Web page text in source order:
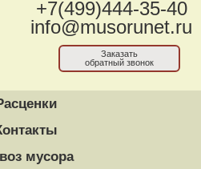
+7(499)444-35-40
info@musorunet.ru
Заказать
обратный звонок
мусора